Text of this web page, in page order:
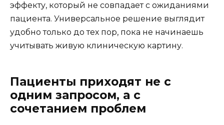
эффекту, который не совпадает с ожиданиями
пациента. Универсальное решение выглядит
удобно только до тех пор, пока не начинаешь
учитывать живую клиническую картину.
Пациенты приходят не с
одним запросом, а с
сочетанием проблем